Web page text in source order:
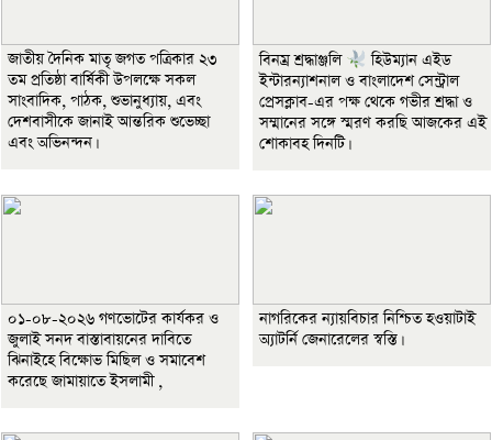
জাতীয় দৈনিক মাতৃ জগত পত্রিকার ২৩
তম প্রতিষ্ঠা বার্ষিকী উপলক্ষে সকল
সাংবাদিক, পাঠক, শুভানুধ্যায়, এবং
দেশবাসীকে জানাই আন্তরিক শুভেচ্ছা
এবং অভিনন্দন।
বিনম্র শ্রদ্ধাঞ্জলি
হিউম্যান এইড
ইন্টারন্যাশনাল ও বাংলাদেশ সেন্ট্রাল
প্রেসক্লাব-এর পক্ষ থেকে গভীর শ্রদ্ধা ও
সম্মানের সঙ্গে স্মরণ করছি আজকের এই
শোকাবহ দিনটি।
০১-০৮-২০২৬ গণভোটের কার্যকর ও
জুলাই সনদ বাস্তাবায়নের দাবিতে
ঝিনাইহে বিক্ষোভ মিছিল ও সমাবেশ
করেছে জামায়াতে ইসলামী ,
নাগরিকের ন্যায়বিচার নিশ্চিত হওয়াটাই
অ্যাটর্নি জেনারেলের স্বস্তি।